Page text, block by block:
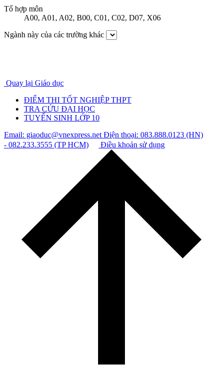
Tổ hợp môn
A00, A01, A02, B00, C01, C02, D07, X06
Ngành này của các trường khác
Quay lại Giáo dục
ĐIỂM THI TỐT NGHIỆP THPT
TRA CỨU ĐẠI HỌC
TUYỂN SINH LỚP 10
Email: giaoduc@vnexpress.netĐiện thoại: 083.888.0123 (HN)
- 082.233.3555 (TP HCM)
Điều khoản sử dụng